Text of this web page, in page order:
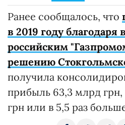
Ранее сообщалось, что
в 2019 году благодаря
российским
решению
получила
прибыль 63,3 млрд грн,
грн или в 5,5 раз